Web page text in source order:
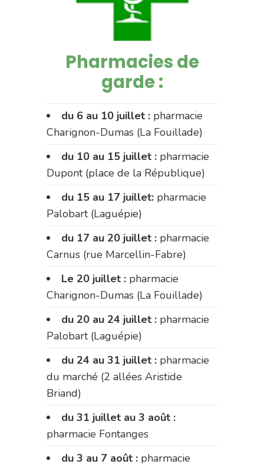
Pharmacies de
garde :
du 6 au 10 juillet : pharmacie
Charignon-Dumas (La Fouillade)
du 10 au 15 juillet : pharmacie
Dupont (place de la République)
du 15 au 17 juillet: pharmacie
Palobart (Laguépie)
du 17 au 20 juillet : pharmacie
Carnus (rue Marcellin-Fabre)
Le 20 juillet : pharmacie
Charignon-Dumas (La Fouillade)
du 20 au 24 juillet : pharmacie
Palobart (Laguépie)
du 24 au 31 juillet : pharmacie
du marché (2 allées Aristide
Briand)
du 31 juillet au 3 août :
pharmacie Fontanges
du 3 au 7 août : pharmacie